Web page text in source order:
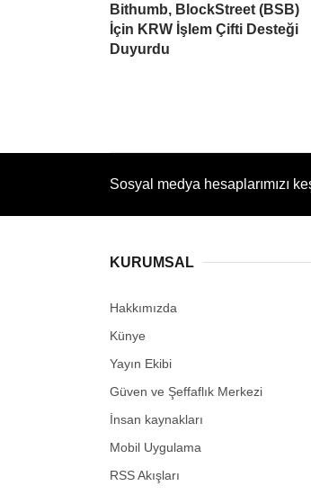
Bithumb, BlockStreet (BSB)
İçin KRW İşlem Çifti Desteği
Duyurdu
Sosyal medya hesaplarımızı
KURUMSAL
Hakkımızda
Künye
Yayın Ekibi
Güven ve Şeffaflık Merkezi
İnsan kaynakları
Mobil Uygulama
RSS Akışları